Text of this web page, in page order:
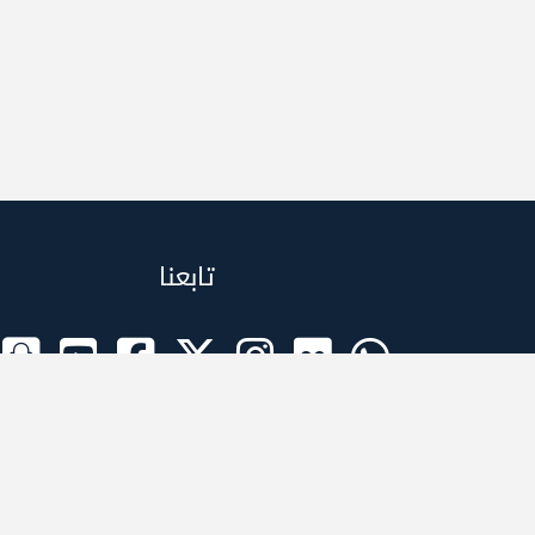
تابعنا